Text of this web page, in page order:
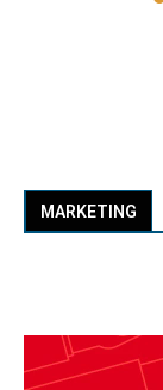
MARKETING